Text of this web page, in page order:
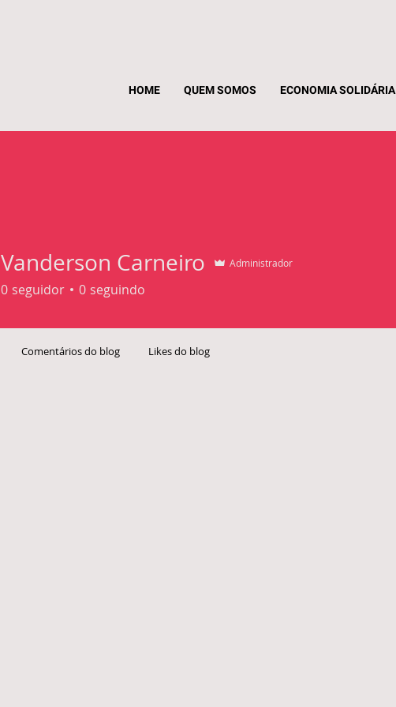
HOME QUEM SOMOS ECONOMIA SOLIDÁRIA
Vanderson Carneiro Administrador
0 seguidor 0 seguindo
Comentários do blog Likes do blog